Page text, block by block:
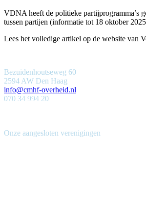
VDNA heeft de politieke partijprogramma’s
tussen partijen (informatie tot 18 oktober
Lees het volledige artikel op de website van
Bezuidenhoutseweg 60
2594 AW Den Haag
info@cmhf-overheid.nl
070 34 994 20
Onze aangesloten verenigingen